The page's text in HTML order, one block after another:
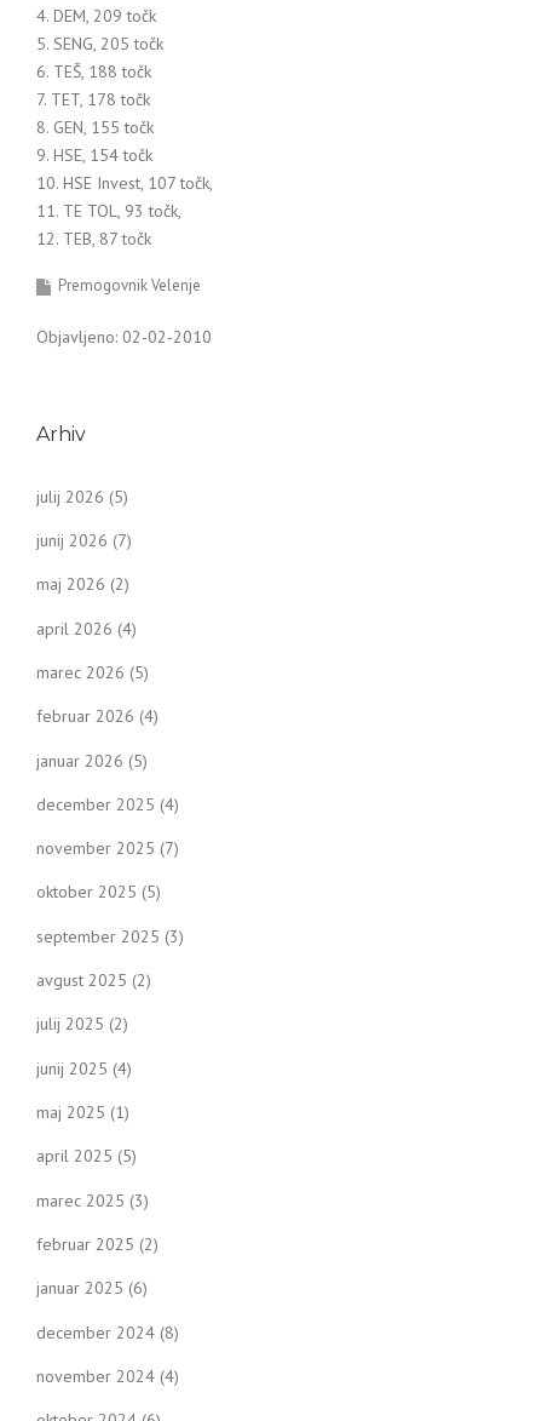
4. DEM, 209 točk
5. SENG, 205 točk
6. TEŠ, 188 točk
7. TET, 178 točk
8. GEN, 155 točk
9. HSE, 154 točk
10. HSE Invest, 107 točk,
11. TE TOL, 93 točk,
12. TEB, 87 točk
Premogovnik Velenje
Objavljeno: 02-02-2010
Arhiv
julij 2026 (5)
junij 2026 (7)
maj 2026 (2)
april 2026 (4)
marec 2026 (5)
februar 2026 (4)
januar 2026 (5)
december 2025 (4)
november 2025 (7)
oktober 2025 (5)
september 2025 (3)
avgust 2025 (2)
julij 2025 (2)
junij 2025 (4)
maj 2025 (1)
april 2025 (5)
marec 2025 (3)
februar 2025 (2)
januar 2025 (6)
december 2024 (8)
november 2024 (4)